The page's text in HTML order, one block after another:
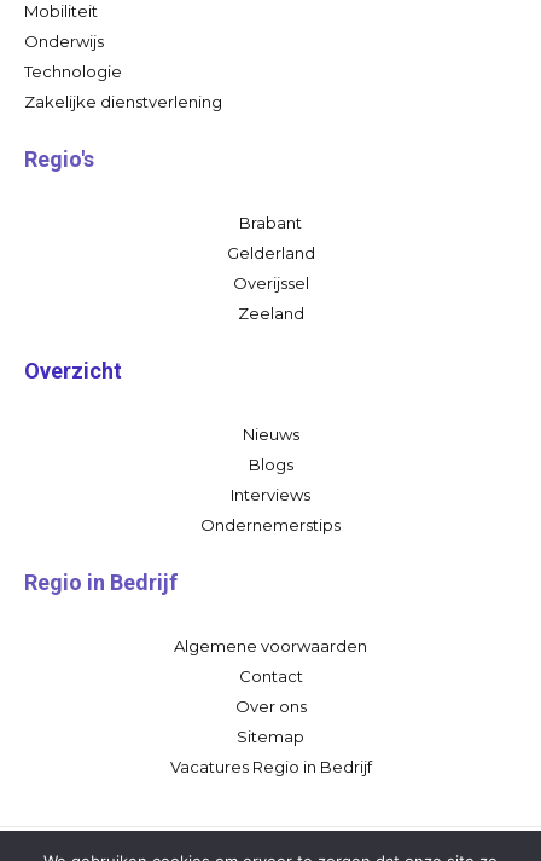
Mobiliteit
Onderwijs
Technologie
Zakelijke dienstverlening
Regio's
Brabant
Gelderland
Overijssel
Zeeland
Overzicht
Nieuws
Blogs
Interviews
Ondernemerstips
Regio in Bedrijf
Algemene voorwaarden
Contact
Over ons
Sitemap
Vacatures Regio in Bedrijf